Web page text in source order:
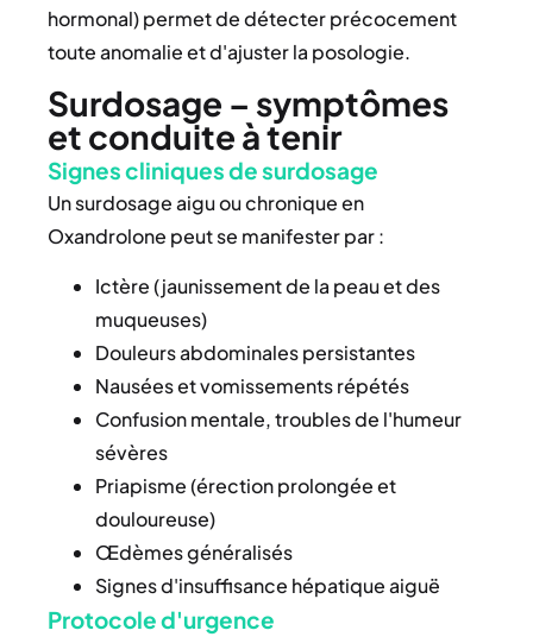
hormonal) permet de détecter précocement
toute anomalie et d'ajuster la posologie.
Surdosage – symptômes
et conduite à tenir
Signes cliniques de surdosage
Un surdosage aigu ou chronique en
Oxandrolone peut se manifester par :
Ictère (jaunissement de la peau et des
muqueuses)
Douleurs abdominales persistantes
Nausées et vomissements répétés
Confusion mentale, troubles de l'humeur
sévères
Priapisme (érection prolongée et
douloureuse)
Œdèmes généralisés
Signes d'insuffisance hépatique aiguë
Protocole d'urgence